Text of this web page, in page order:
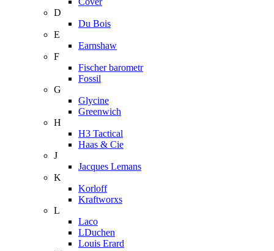
D
Du Bois
E
Earnshaw
F
Fischer barometr
Fossil
G
Glycine
Greenwich
H
H3 Tactical
Haas & Cie
J
Jacques Lemans
K
Korloff
Kraftworxs
L
Laco
LDuchen
Louis Erard